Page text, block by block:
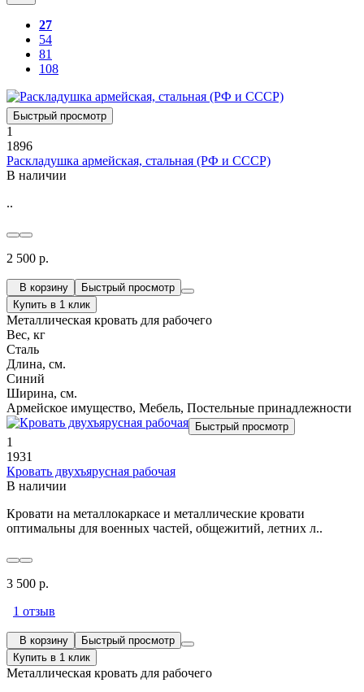
27
54
81
108
Быстрый просмотр
1
1896
Раскладушка армейская, стальная (РФ и СССР)
В наличии
..
2 500 р.
В корзину
Быстрый просмотр
Купить в 1 клик
Металлическая кровать для рабочего
Вес, кг
Сталь
Длина, см.
Синий
Ширина, см.
Армейское имущество, Мебель, Постельные принадлежности
Быстрый просмотр
1
1931
Кровать двухъярусная рабочая
В наличии
Кровати на металлокаркасе и металлические кровати
оптимальны для военных частей, общежитий, летних л..
3 500 р.
1 отзыв
В корзину
Быстрый просмотр
Купить в 1 клик
Металлическая кровать для рабочего